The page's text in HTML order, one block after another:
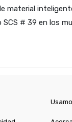
material
# 39 en los